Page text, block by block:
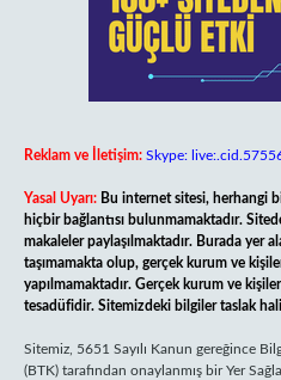
Reklam ve İletişim: Skype:
Yasal Uyarı: Bu internet sitesi, herhangi
hiçbir bağlantısı bulunmamaktadır.
makaleler paylaşılmaktadır. Burada yer
taşımamakta olup, gerçek kurum ve
yapılmamaktadır. Gerçek kurum ve
tesadüfidir. Sitemizdeki bilgiler taslak
Sitemiz, 5651 Sayılı Kanun gereğince
(BTK) tarafından onaylanmış bir Yer